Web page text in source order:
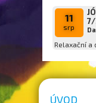
11
srp
Relaxační a
ÚVOD